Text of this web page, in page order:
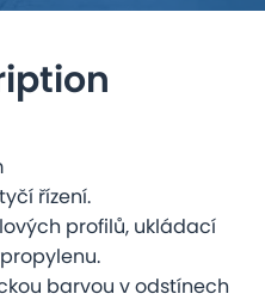
řízení.
profilů, ukládací
barvou v odstínech